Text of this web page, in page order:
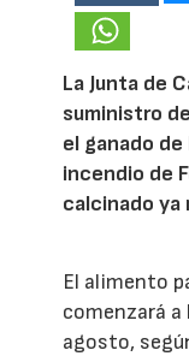
La Junta de
suministro
el ganado de
incendio de
calcinado
El alimento
comenzará a
agosto,